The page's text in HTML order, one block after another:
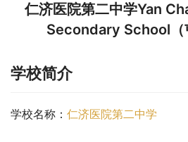
仁济医院第二中学Yan
Secondary School（
学校简介
学校名称： 仁济医院第二中学